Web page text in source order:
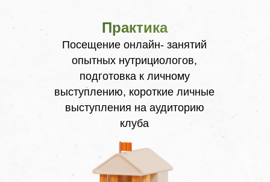
Практика
Посещение онлайн- занятий
опытных нутрициологов,
подготовка к личному
выступлению, короткие личные
выступления на аудиторию
клуба